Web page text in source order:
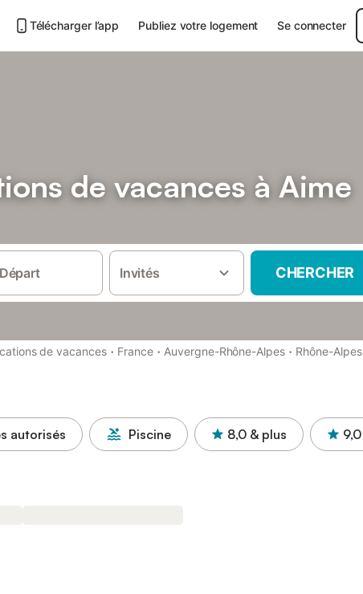
Télécharger l’app Publiez votre logement Se connecter
de vacances à Aime
Départ Invités CHERCHER
de vacances · France · Auvergne-Rhône-Alpes · Rhône-Alpes
autorisés Piscine 8,0 & plus 9,0